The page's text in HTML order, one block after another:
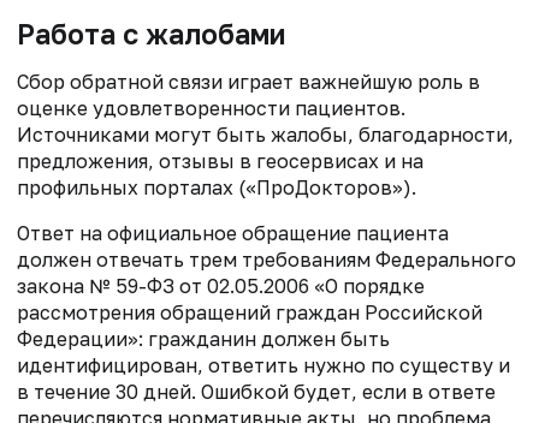
Работа с жалобами
Сбор обратной связи играет важнейшую роль в
оценке удовлетворенности пациентов.
Источниками могут быть жалобы, благодарности,
предложения, отзывы в геосервисах и на
профильных порталах («ПроДокторов»).
Ответ на официальное обращение пациента
должен отвечать трем требованиям Федерального
закона № 59-ФЗ от 02.05.2006 «О порядке
рассмотрения обращений граждан Российской
Федерации»: гражданин должен быть
идентифицирован, ответить нужно по существу и
в течение 30 дней. Ошибкой будет, если в ответе
перечисляются нормативные акты, но проблема